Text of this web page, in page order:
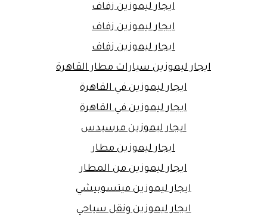
ايجار ليموزين زفاف
ايجار ليموزين زفاف
ايجار ليموزين زفاف
ايجار ليموزين سيارات مطار القاهرة
ايجار ليموزين في القاهرة
ايجار ليموزين في القاهرة
ايجار ليموزين مرسيدس
ايجار ليموزين مطار
ايجار ليموزين من المطار
ايجار ليموزين ميتسوبيشي
ايجار ليموزين ونقل سياحي